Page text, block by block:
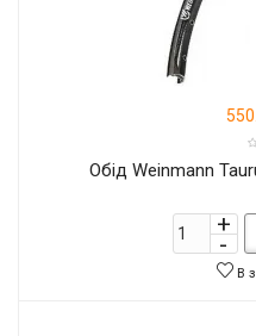
Обід Weinmann
В